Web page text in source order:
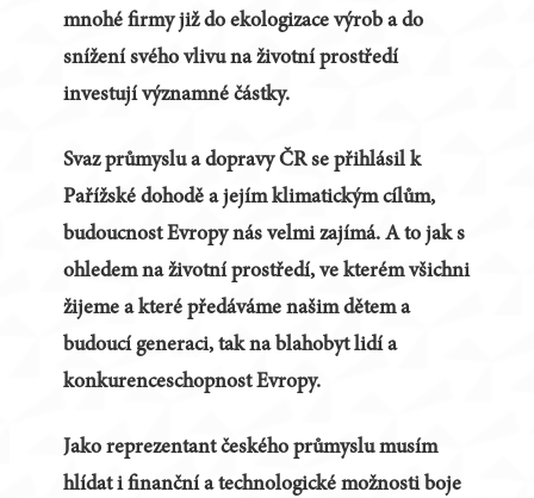
mnohé firmy již do ekologizace výrob a do
snížení svého vlivu na životní prostředí
investují významné částky.
Svaz průmyslu a dopravy ČR se přihlásil k
Pařížské dohodě a jejím klimatickým cílům,
budoucnost Evropy nás velmi zajímá. A to jak s
ohledem na životní prostředí, ve kterém všichni
žijeme a které předáváme našim dětem a
budoucí generaci, tak na blahobyt lidí a
konkurenceschopnost Evropy.
Jako reprezentant českého průmyslu musím
hlídat i finanční a technologické možnosti boje